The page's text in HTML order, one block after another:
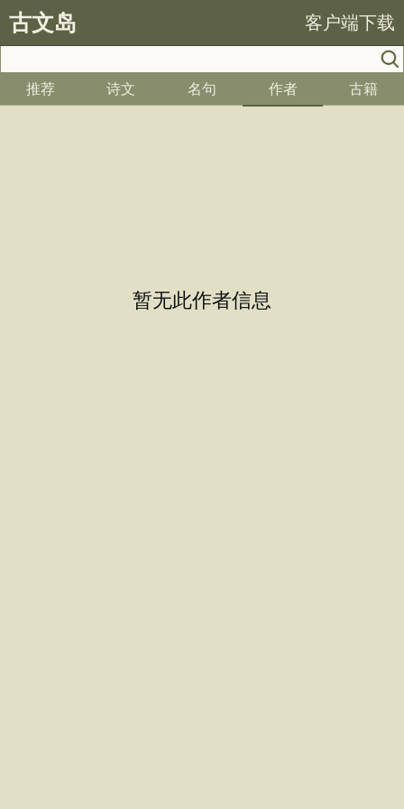
古文岛 客户端下载
推荐 诗文 名句 作者 古籍
暂无此作者信息